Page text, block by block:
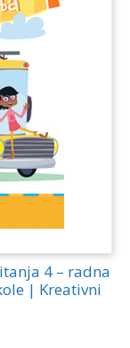
4 – radna
| Kreativni